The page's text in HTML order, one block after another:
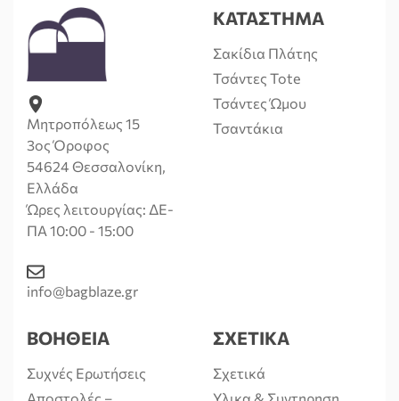
Μητροπόλεως 15
3ος Όροφος
54624 Θεσσαλονίκη,
Ελλάδα
Ώρες λειτουργίας: ΔΕ-
ΠΑ 10:00 - 15:00
info@bagblaze.gr
ΚΑΤΑΣΤΗΜΑ
Σακίδια Πλάτης
Τσάντες Tote
Τσάντες Ώμου
Τσαντάκια
ΒΟΗΘΕΙΑ
Συχνές Ερωτήσεις
ΣΧΕΤΙΚΑ
Σχετικά